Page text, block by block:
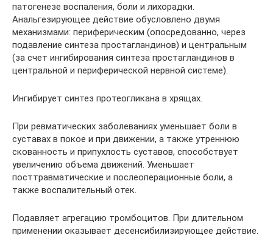
патогенезе воспаления, боли и лихорадки.
Анальгезирующее действие обусловлено двумя
механизмами: периферическим (опосредованно, через
подавление синтеза простагландинов) и центральным
(за счет ингибирования синтеза простагландинов в
центральной и периферической нервной системе).
Ингибирует синтез протеогликана в хрящах.
При ревматических заболеваниях уменьшает боли в
суставах в покое и при движении, а также утреннюю
скованность и припухлость суставов, способствует
увеличению объема движений. Уменьшает
посттравматические и послеоперационные боли, а
также воспалительный отек.
Подавляет агрегацию тромбоцитов. При длительном
применении оказывает десенсибилизирующее действие.